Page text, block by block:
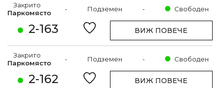
2-163
Закрито
Паркомясто
- Подземен - Свободен
ВИЖ ПОВЕЧЕ
2-162
Закрито
Паркомясто
- Подземен - Свободен
ВИЖ ПОВЕЧЕ